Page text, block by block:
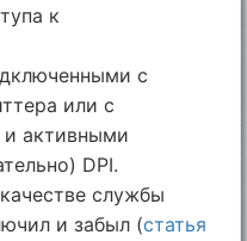
к
с
или с
и активными
DPI.
службы
и забыл (статья